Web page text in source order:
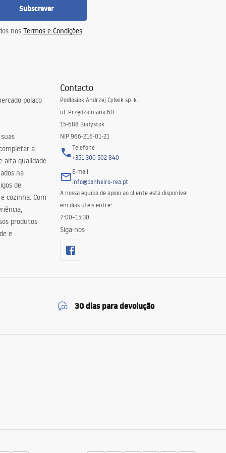
Subscrever
nos Termos e Condições.
polaco
a
alta qualidade
na
de
cozinha. Com
produtos
e
Contacto
Podlasiak Andrzej Cylwik sp. k.
ul. Przędzalniana 60
15-688 Białystok
NIP 966-216-01-21
Telefone
+351 300 502 840
E-mail
info@banheiro-rea.pt
A nossa equipa de apoio ao cliente está disponível
em dias úteis entre:
7:00–15:30
Siga-nos
30 dias para devolução